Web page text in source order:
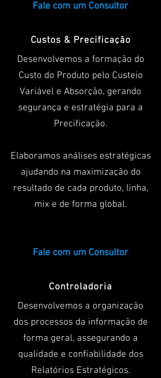
Fale com um Consultor
Custos & Precificação
Desenvolvemos a formação do
Custo do Produto pelo Custeio
Variável e Absorção, gerando
segurança e estratégia para a
Precificação.
Elaboramos análises estratégicas
ajudando na maximização do
resultado de cada produto, linha,
mix e de forma global.
Fale com um Consultor
Controladoria
Desenvolvemos a organização
dos processos da informação de
forma geral, assegurando a
qualidade e confiabilidade dos
Relatórios Estratégicos.